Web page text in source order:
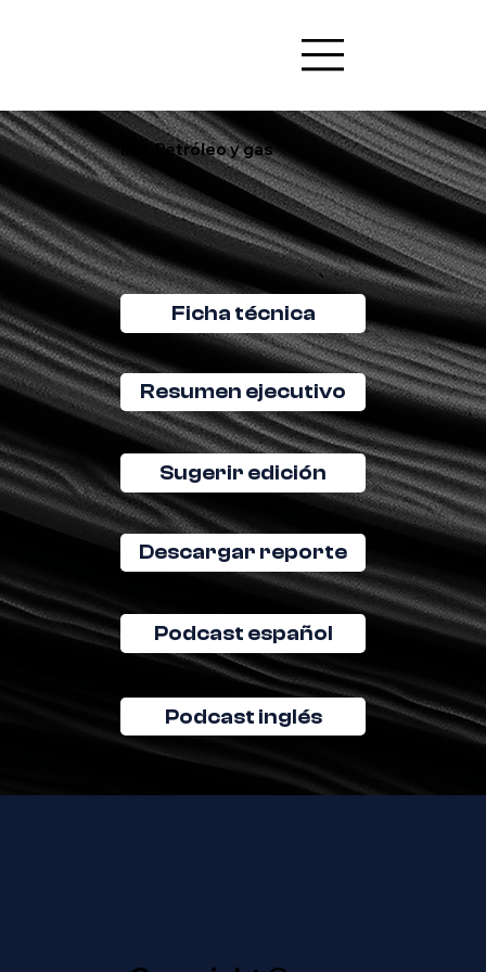
Ficha técnica
Descargar reporte
IA + Petróleo y gas
Resumen ejecutivo
Podcast español
Sugerir edición
Podcast inglés